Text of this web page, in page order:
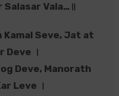
Salasar Vala…॥
Seve, Jat at
Deve ।
Deve, Manorath
Leve ।